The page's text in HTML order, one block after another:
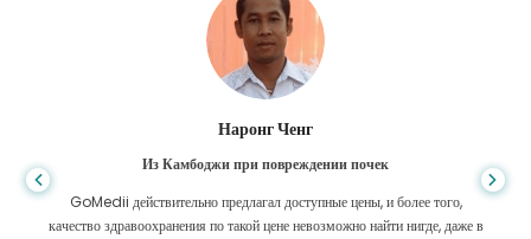
Шандха Дас
Из Бангладеш для гастроэнтерологии
Я поблагодарил своего сына и блестящую команду GoMedii, которые
помогли мне в моем путешествии из Бангладеш в Индию для лечения.